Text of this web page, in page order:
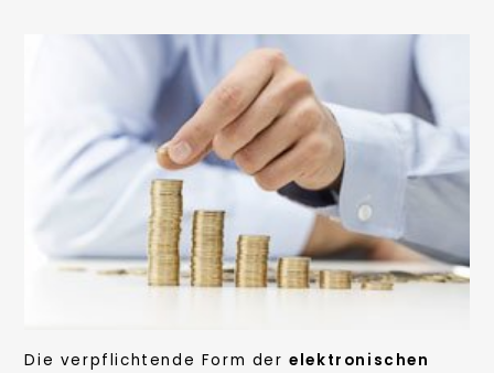
Die verpflichtende Form derelektronischen